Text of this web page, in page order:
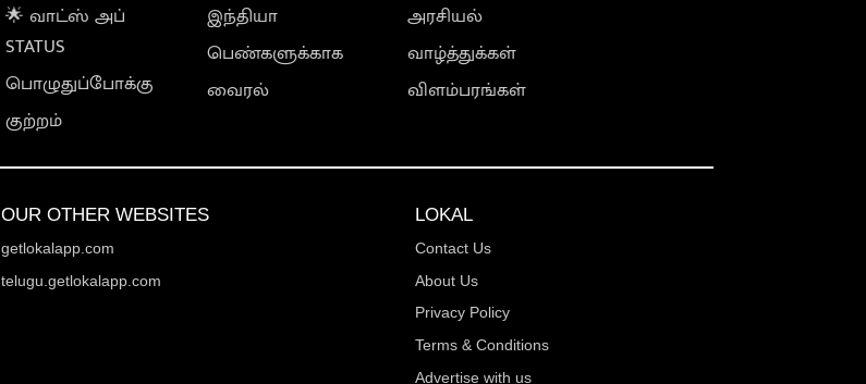
🌟 வாட்ஸ் அப்
STATUS
பொழுதுப்போக்கு
குற்றம்
இந்தியா
பெண்களுக்காக
வைரல்
அரசியல்
வாழ்த்துக்கள்
விளம்பரங்கள்
OUR OTHER WEBSITES
getlokalapp.com
telugu.getlokalapp.com
LOKAL
Contact Us
About Us
Privacy Policy
Terms & Conditions
Advertise with us